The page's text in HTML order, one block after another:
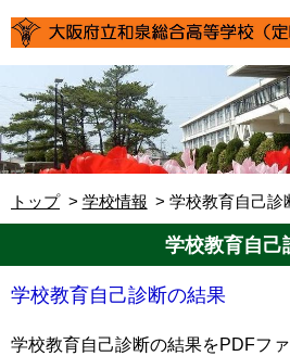
トップ 学校情報 学校教育自己診
学校教育自己
学校教育自己診断の結果
学校教育自己診断の結果をPDFフ